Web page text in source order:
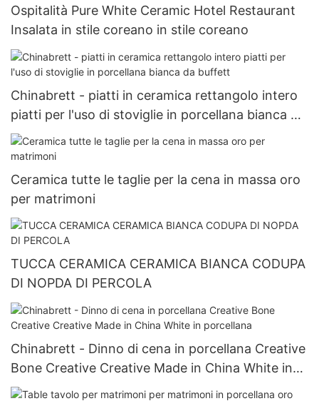
Ospitalità Pure White Ceramic Hotel Restaurant
Insalata in stile coreano in stile coreano
Chinabrett - piatti in ceramica rettangolo intero
piatti per l'uso di stoviglie in porcellana bianca da
buffett
Ceramica tutte le taglie per la cena in massa oro
per matrimoni
TUCCA CERAMICA CERAMICA BIANCA CODUPA
DI NOPDA DI PERCOLA
Chinabrett - Dinno di cena in porcellana Creative
Bone Creative Creative Made in China White in
porcellana